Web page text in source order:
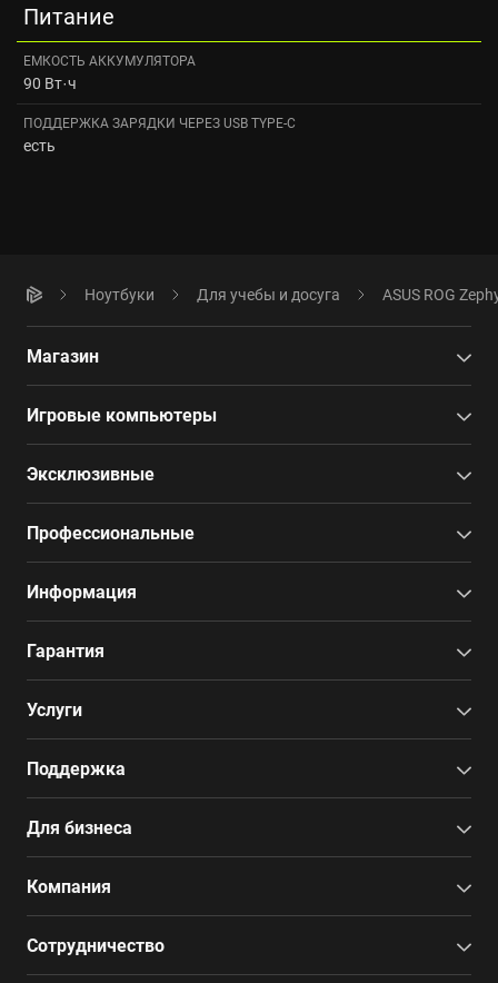
Питание
ЕМКОСТЬ АККУМУЛЯТОРА
90 Вт·ч
ПОДДЕРЖКА ЗАРЯДКИ ЧЕРЕЗ USB TYPE-C
есть
Ноутбуки Для учебы и досуга ASUS ROG
Магазин
Игровые компьютеры
Эксклюзивные
Профессиональные
Информация
Гарантия
Услуги
Поддержка
Для бизнеса
Компания
Сотрудничество